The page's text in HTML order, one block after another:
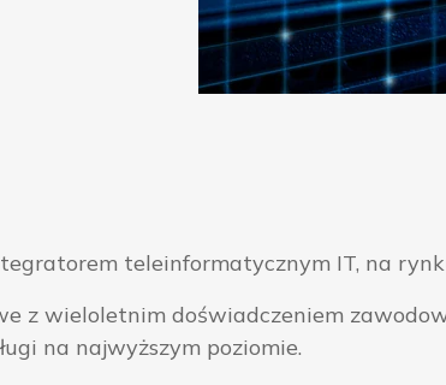
teleinformatycznym IT, na
z wieloletnim doświadczeniem
na najwyższym poziomie.